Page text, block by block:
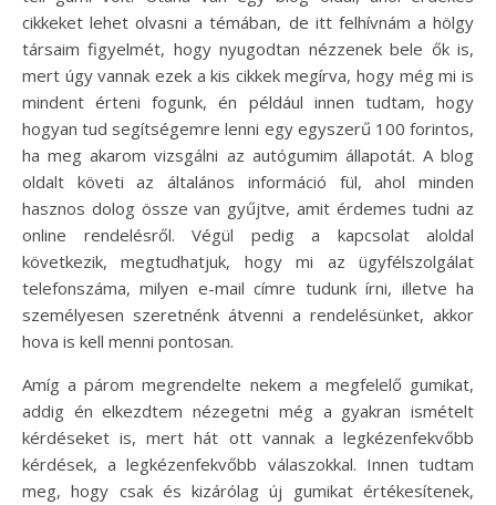
cikkeket lehet olvasni a témában, de itt felhívnám a hölgy
társaim figyelmét, hogy nyugodtan nézzenek bele ők is,
mert úgy vannak ezek a kis cikkek megírva, hogy még mi is
mindent érteni fogunk, én például innen tudtam, hogy
hogyan tud segítségemre lenni egy egyszerű 100 forintos,
ha meg akarom vizsgálni az autógumim állapotát. A blog
oldalt követi az általános információ fül, ahol minden
hasznos dolog össze van gyűjtve, amit érdemes tudni az
online rendelésről. Végül pedig a kapcsolat aloldal
következik, megtudhatjuk, hogy mi az ügyfélszolgálat
telefonszáma, milyen e-mail címre tudunk írni, illetve ha
személyesen szeretnénk átvenni a rendelésünket, akkor
hova is kell menni pontosan.
Amíg a párom megrendelte nekem a megfelelő gumikat,
addig én elkezdtem nézegetni még a gyakran ismételt
kérdéseket is, mert hát ott vannak a legkézenfekvőbb
kérdések, a legkézenfekvőbb válaszokkal. Innen tudtam
meg, hogy csak és kizárólag új gumikat értékesítenek,